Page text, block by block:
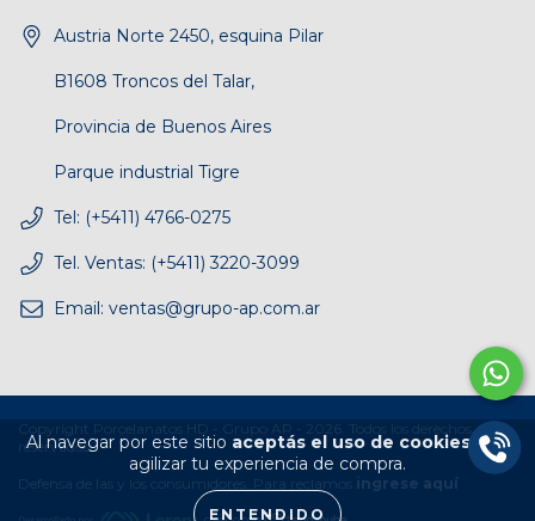
Al navegar por este sitio aceptás el uso de cookiespara
agilizar tu experiencia de compra.
ENTENDIDO
Austria Norte 2450, esquina Pilar
B1608 Troncos del Talar,
Provincia de Buenos Aires
Parque industrial Tigre
Tel: (+5411) 4766-0275
Tel. Ventas: (+5411) 3220-3099
Email: ventas@grupo-ap.com.ar
Copyright Porcelanatos HD - Grupo AP - 2026. Todos los derechos
reservados.
Defensa de las y los consumidores. Para reclamos ingrese aquí